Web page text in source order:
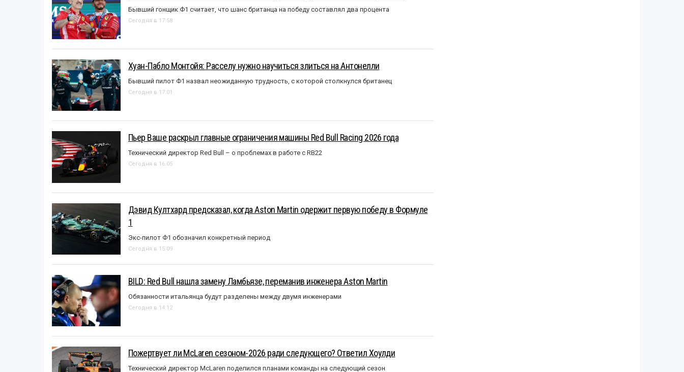
Бывший гонщик Ф1 считает, что шанс британца на победу составлял два процента
Сегодня в 17:58
Хуан-Пабло Монтойя: Расселу нужно научиться злиться на Антонелли
Бывший пилот Ф1 назвал неожиданную трудность, с которой столкнулся британец
Сегодня в 17:01
Пьер Ваше раскрыл главные ограничения машины Red Bull Racing 2026 года
Технический директор Red Bull – о проблемах в работе с RB22
Сегодня в 16:05
Дэвид Култхард предсказал, когда Aston Martin одержит первую победу в Формуле
1
Экс-пилот Ф1 обозначил конкретный период
Сегодня в 15:09
BILD: Red Bull нашла замену Ламбьязе, переманив инженера Aston Martin
Обязанности итальянца будут разделены между двумя инженерами
Сегодня в 14:12
Пожертвует ли McLaren сезоном-2026 ради следующего? Ответил Хоулди
Технический директор McLaren поделился планами команды на следующий сезон